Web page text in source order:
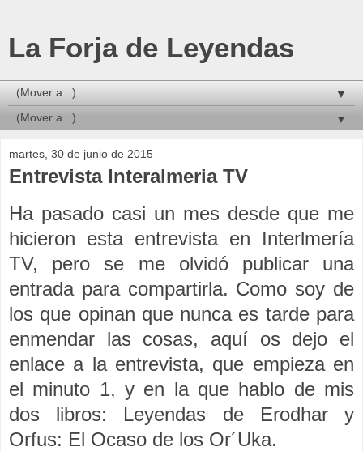
La Forja de Leyendas
▼
▼
martes, 30 de junio de 2015
Entrevista Interalmeria TV
Ha pasado casi un mes desde que me
hicieron esta entrevista en Interlmería
TV, pero se me olvidó publicar una
entrada para compartirla. Como soy de
los que opinan que nunca es tarde para
enmendar las cosas, aquí os dejo el
enlace a la entrevista, que empieza en
el minuto 1, y en la que hablo de mis
dos libros: Leyendas de Erodhar y
Orfus: El Ocaso de los Or´Uka.